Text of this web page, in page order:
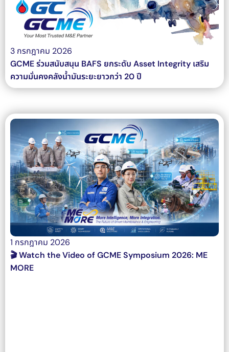
3 กรกฎาคม 2026
GCME ร่วมสนับสนุน BAFS ยกระดับ Asset Integrity เสริม
ความมั่นคงคลังน้ำมันระยะยาวกว่า 20 ปี
1 กรกฎาคม 2026
🎬 Watch the Video of GCME Symposium 2026: ME
MORE